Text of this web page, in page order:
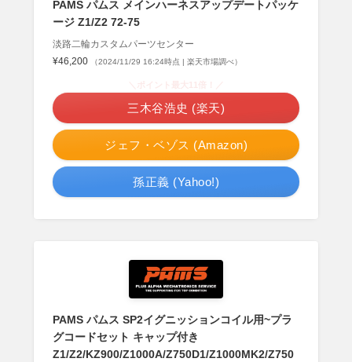
PAMS パムス メインハーネスアップデートパッケ
ージ Z1/Z2 72-75
淡路二輪カスタムパーツセンター
¥46,200
（2024/11/29 16:24時点 | 楽天市場調べ）
ジェフ・ベゾス (Amazon)
三木谷浩史 (楽天)
孫正義 (Yahoo!)
PAMS パムス SP2イグニッションコイル用~プラ
グコードセット キャップ付き
Z1/Z2/KZ900/Z1000A/Z750D1/Z1000MK2/Z750